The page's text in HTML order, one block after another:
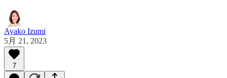
Ayako Izumi
5月 21, 2023
7